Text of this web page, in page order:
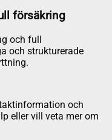
försäkring
och full
och strukturerade
och
eller vill veta mer om